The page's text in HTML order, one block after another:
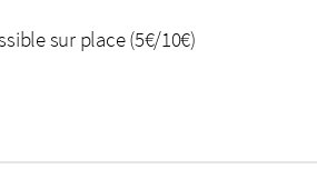
sur place (5€/10€)